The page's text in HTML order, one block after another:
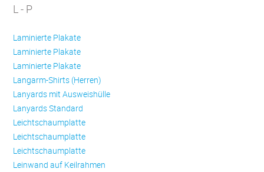
L - P
Laminierte Plakate
Laminierte Plakate
Laminierte Plakate
Langarm-Shirts (Herren)
Lanyards mit Ausweishülle
Lanyards Standard
Leichtschaumplatte
Leichtschaumplatte
Leichtschaumplatte
Leinwand auf Keilrahmen